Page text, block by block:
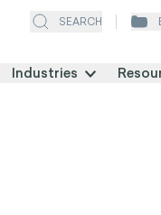
SEARCH
Industries